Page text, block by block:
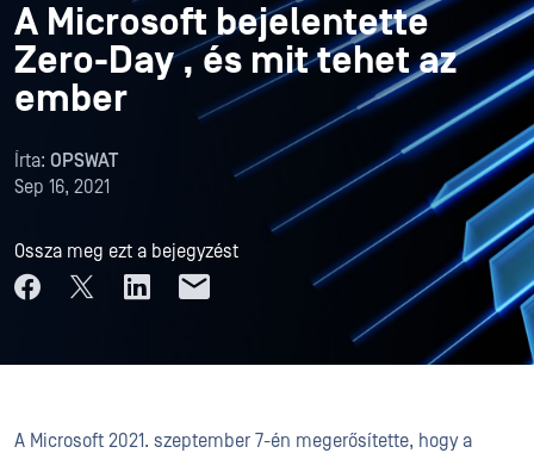
A Microsoft bejelentette
Zero-Day , és mit tehet az
ember
Írta: OPSWAT
Sep 16, 2021
Ossza meg ezt a bejegyzést
A Microsoft 2021. szeptember 7-én megerősítette, hogy a